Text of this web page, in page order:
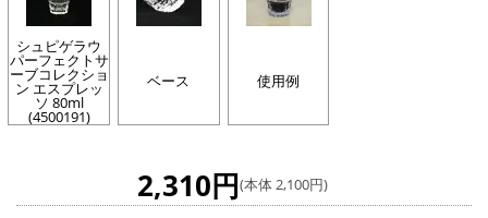
シュピゲラウ
パーフェクトサ
ーブコレクショ
ン エスプレッ
ソ 80ml
(4500191)
ベース 使用例
2,310円(本体 2,100円)